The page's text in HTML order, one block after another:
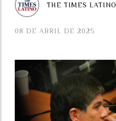
08 DE ABRIL DE 2025
THE TIMES LATINO